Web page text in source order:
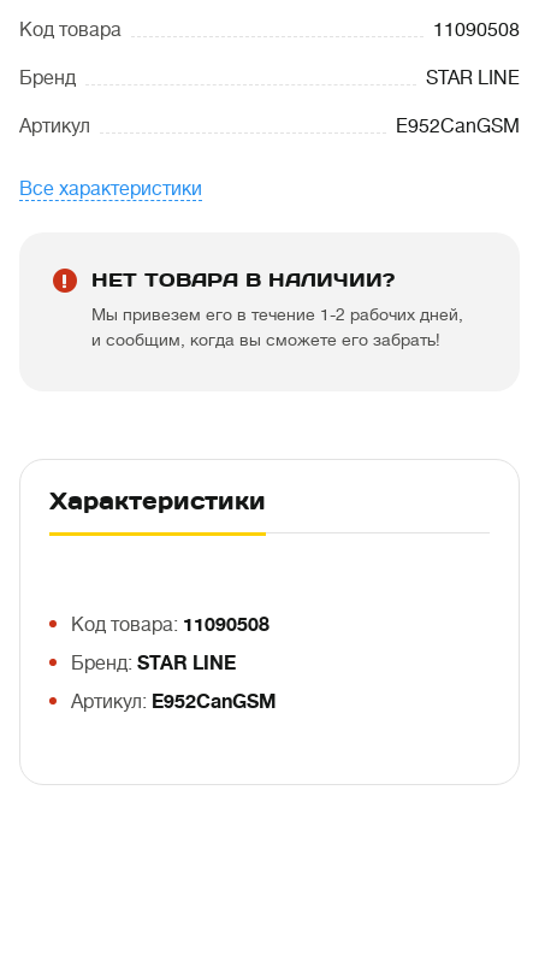
Код товара 11090508
Бренд STAR LINE
Артикул E952CanGSM
Все характеристики
НЕТ ТОВАРА В НАЛИЧИИ?
Мы привезем его в течение 1-2 рабочих дней,
и сообщим, когда вы сможете его забрать!
Характеристики
Код товара: 11090508
Бренд: STAR LINE
Артикул: E952CanGSM